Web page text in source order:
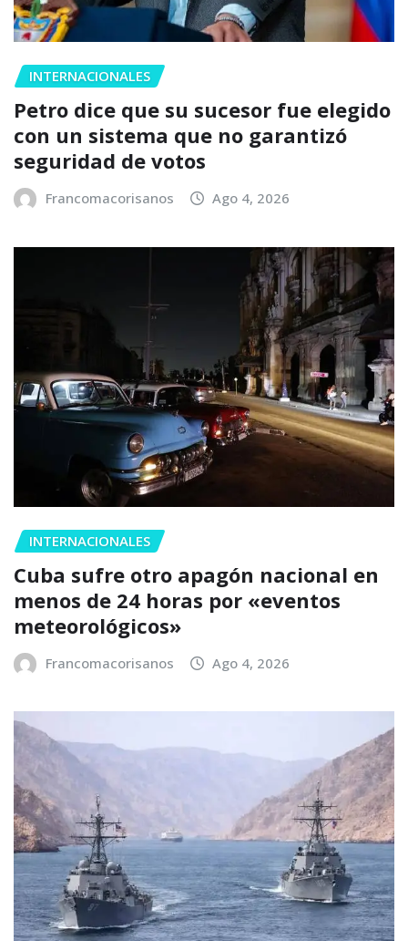
INTERNACIONALES
Petro dice que su sucesor fue elegido
con un sistema que no garantizó
seguridad de votos
Francomacorisanos Ago 4, 2026
INTERNACIONALES
Cuba sufre otro apagón nacional en
menos de 24 horas por «eventos
meteorológicos»
Francomacorisanos Ago 4, 2026